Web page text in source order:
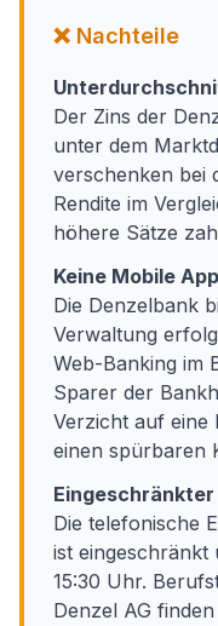
❌ Nachteile
Der Zins der
unter dem
verschenken bei
Rendite im
höhere Sätze
Keine Mobile
Die Denzelbank
Verwaltung
Web-Banking im
Sparer der
Verzicht auf eine
einen spürbaren
Die telefonische
ist eingeschränkt
15:30 Uhr.
Denzel AG